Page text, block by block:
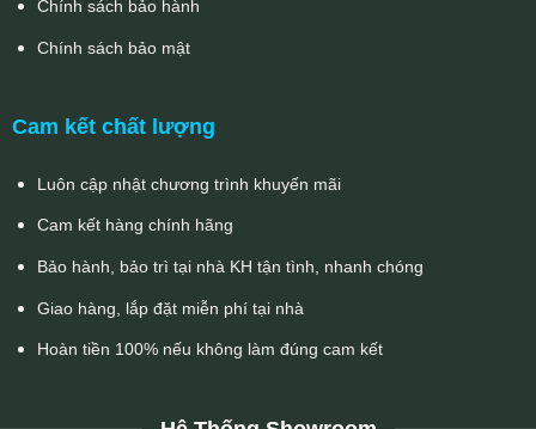
Chính sách bảo hành
Chính sách bảo mật
Cam kết chất lượng
Luôn cập nhật chương trình khuyến mãi
Cam kết hàng chính hãng
Bảo hành, bảo trì tại nhà KH tận tình, nhanh chóng
Giao hàng, lắp đặt miễn phí tại nhà
Hoàn tiền 100% nếu không làm đúng cam kết